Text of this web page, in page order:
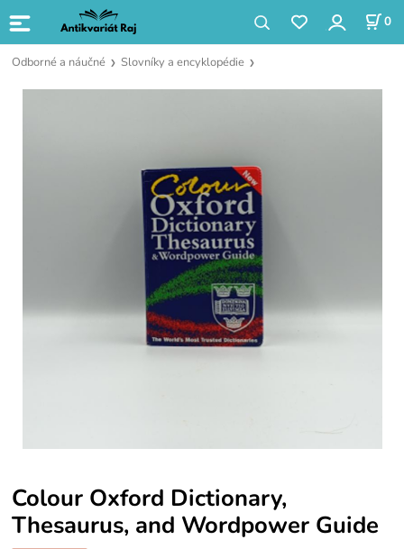
0
Odborné a náučné Slovníky a encyklopédie
Colour Oxford Dictionary,
Thesaurus, and Wordpower Guide